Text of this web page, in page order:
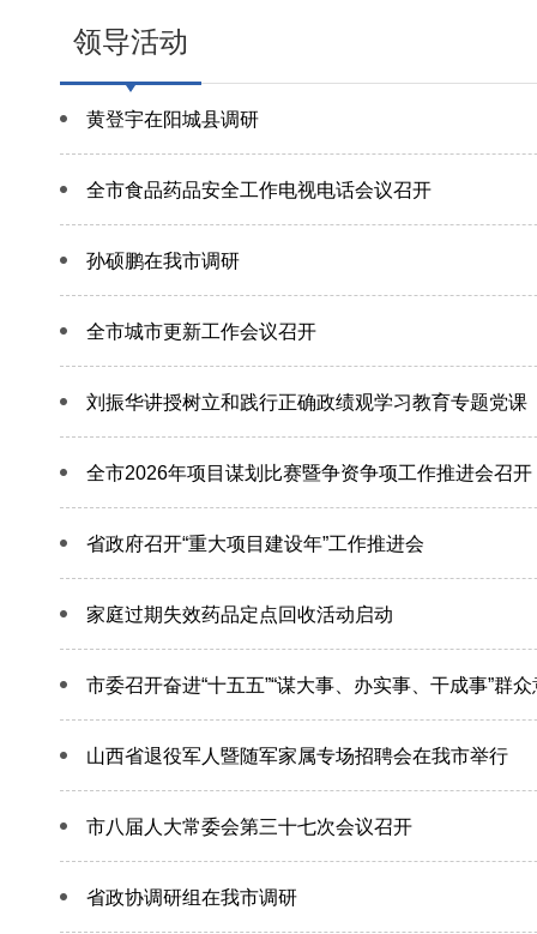
领导活动
黄登宇在阳城县调研
全市食品药品安全工作电视电话会议召开
孙硕鹏在我市调研
全市城市更新工作会议召开
刘振华讲授树立和践行正确政绩观学习教育专题党课
全市2026年项目谋划比赛暨争资争项工作推进会召开
省政府召开“重大项目建设年”工作推进会
家庭过期失效药品定点回收活动启动
市委召开奋进“十五五”“谋大事、办实事、干成事”群
山西省退役军人暨随军家属专场招聘会在我市举行
市八届人大常委会第三十七次会议召开
省政协调研组在我市调研